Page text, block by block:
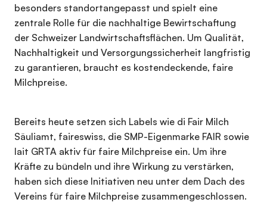
besonders standortangepasst und spielt eine
zentrale Rolle für die nachhaltige Bewirtschaftung
der Schweizer Landwirtschaftsflächen. Um Qualität,
Nachhaltigkeit und Versorgungssicherheit langfristig
zu garantieren, braucht es kostendeckende, faire
Milchpreise.
Bereits heute setzen sich Labels wie di Fair Milch
Säuliamt, faireswiss, die SMP-Eigenmarke FAIR sowie
lait GRTA aktiv für faire Milchpreise ein. Um ihre
Kräfte zu bündeln und ihre Wirkung zu verstärken,
haben sich diese Initiativen neu unter dem Dach des
Vereins für faire Milchpreise zusammengeschlossen.